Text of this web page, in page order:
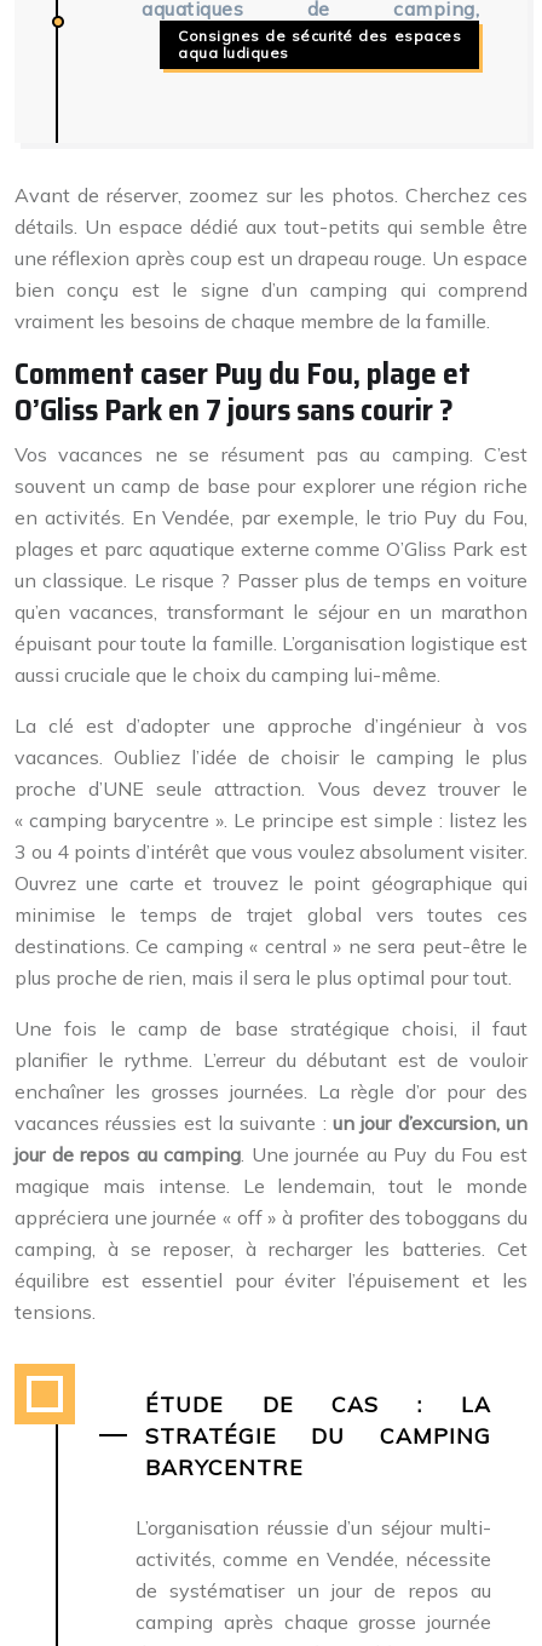
aquatiques de camping,
Consignes de sécurité des espaces
aqua ludiques
Avant de réserver, zoomez sur les photos. Cherchez ces
détails. Un espace dédié aux tout-petits qui semble être
une réflexion après coup est un drapeau rouge. Un espace
bien conçu est le signe d’un camping qui comprend
vraiment les besoins de chaque membre de la famille.
Comment caser Puy du Fou, plage et
O’Gliss Park en 7 jours sans courir ?
Vos vacances ne se résument pas au camping. C’est
souvent un camp de base pour explorer une région riche
en activités. En Vendée, par exemple, le trio Puy du Fou,
plages et parc aquatique externe comme O’Gliss Park est
un classique. Le risque ? Passer plus de temps en voiture
qu’en vacances, transformant le séjour en un marathon
épuisant pour toute la famille. L’organisation logistique est
aussi cruciale que le choix du camping lui-même.
La clé est d’adopter une approche d’ingénieur à vos
vacances. Oubliez l’idée de choisir le camping le plus
proche d’UNE seule attraction. Vous devez trouver le
« camping barycentre ». Le principe est simple : listez les
3 ou 4 points d’intérêt que vous voulez absolument visiter.
Ouvrez une carte et trouvez le point géographique qui
minimise le temps de trajet global vers toutes ces
destinations. Ce camping « central » ne sera peut-être le
plus proche de rien, mais il sera le plus optimal pour tout.
Une fois le camp de base stratégique choisi, il faut
planifier le rythme. L’erreur du débutant est de vouloir
enchaîner les grosses journées. La règle d’or pour des
vacances réussies est la suivante : un jour d’excursion, un
jour de repos au camping . Une journée au Puy du Fou est
magique mais intense. Le lendemain, tout le monde
appréciera une journée « off » à profiter des toboggans du
camping, à se reposer, à recharger les batteries. Cet
équilibre est essentiel pour éviter l’épuisement et les
tensions.
ÉTUDE DE CAS : LA
STRATÉGIE DU CAMPING
BARYCENTRE
L’organisation réussie d’un séjour multi-
activités, comme en Vendée, nécessite
de systématiser un jour de repos au
camping après chaque grosse journée